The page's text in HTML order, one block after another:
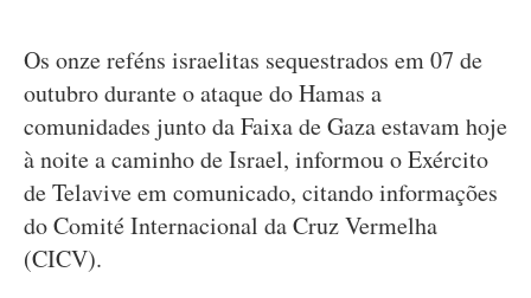
Os onze reféns israelitas sequestrados em 07 de
outubro durante o ataque do Hamas a
comunidades junto da Faixa de Gaza estavam hoje
à noite a caminho de Israel, informou o Exército
de Telavive em comunicado, citando informações
do Comité Internacional da Cruz Vermelha
(CICV).